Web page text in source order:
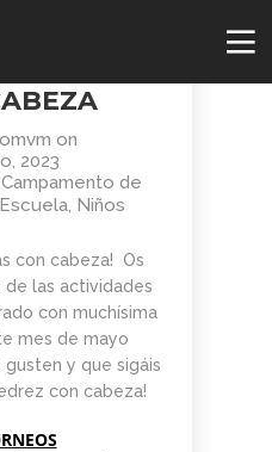
2023
AJEDREZ
on
2023
Campamento de
Escuela, Niños
con cabeza! Os
de las actividades
con muchísima
mes de mayo
gusten y que sigáis
con cabeza!